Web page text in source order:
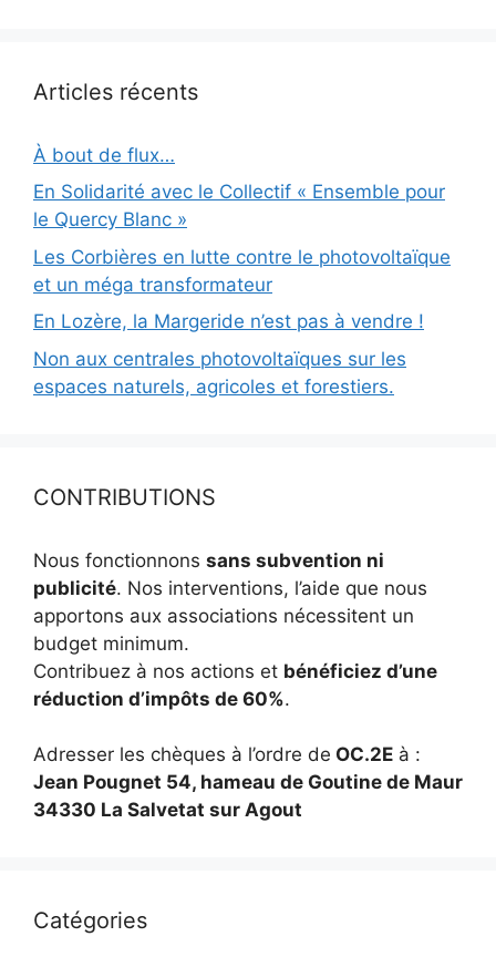
Articles récents
À bout de flux…
En Solidarité avec le Collectif « Ensemble pour
le Quercy Blanc »
Les Corbières en lutte contre le photovoltaïque
et un méga transformateur
En Lozère, la Margeride n’est pas à vendre !
Non aux centrales photovoltaïques sur les
espaces naturels, agricoles et forestiers.
CONTRIBUTIONS
Nous fonctionnons sans subvention ni
publicité. Nos interventions, l’aide que nous
apportons aux associations nécessitent un
budget minimum.
Contribuez à nos actions et bénéficiez d’une
réduction d’impôts de 60%.
Adresser les chèques à l’ordre de OC.2E à :
Jean Pougnet 54, hameau de Goutine de Maur
34330 La Salvetat sur Agout
Catégories